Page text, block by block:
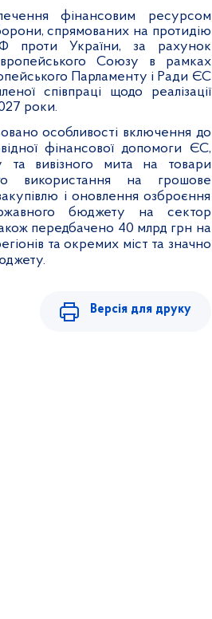
фінансовим ресурсом
спрямованих на протидію
проти України, за рахунок
Союзу в рамках
Парламенту і Ради ЄС
співпраці щодо реалізації
роки.
особливості включення до
фінансової допомоги ЄС,
та вивізного мита на товари
використання на грошове
і оновлення озброєння
бюджету на сектор
передбачено 40 млрд грн на
та окремих міст та значно
Версія для друку